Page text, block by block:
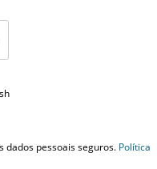
dados pessoais seguros. Política